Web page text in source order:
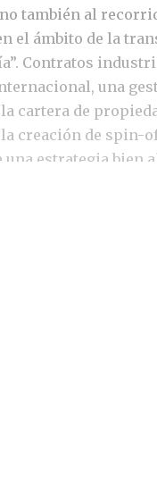
también al
el ámbito de la
Contratos
una
cartera de
creación de spin-
una estrategia bien